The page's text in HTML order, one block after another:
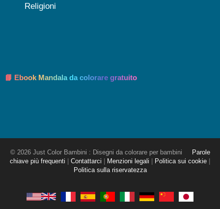
Religioni
📘 Ebook Mandala da colorare gratuito
© 2026 Just Color Bambini : Disegni da colorare per bambini
Parole
chiave più frequenti
Contattarci Menzioni legali Politica sui cookie
Politica sulla riservatezza